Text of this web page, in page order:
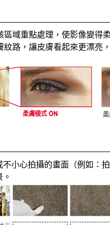
區域重點處理，使影像變得
路，讓皮膚看起來更漂亮
小心拍攝的畫面（例如：